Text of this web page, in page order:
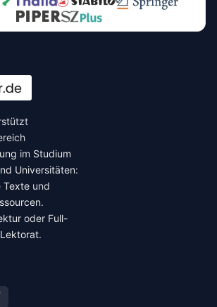
im Studium
Universitäten:
Texte und
.
oder Full-
.